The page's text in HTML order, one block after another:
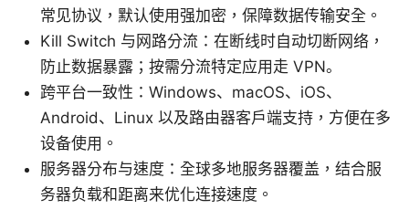
常见协议，默认使用强加密，保障数据传输安全。
Kill Switch 与网路分流：在断线时自动切断网络，
防止数据暴露；按需分流特定应用走 VPN。
跨平台一致性：Windows、macOS、iOS、
Android、Linux 以及路由器客户端支持，方便在多
设备使用。
服务器分布与速度：全球多地服务器覆盖，结合服
务器负载和距离来优化连接速度。